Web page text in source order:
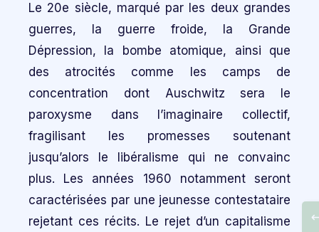
Le 20e siècle, marqué par les deux grandes
guerres, la guerre froide, la Grande
Dépression, la bombe atomique, ainsi que
des atrocités comme les camps de
concentration dont Auschwitz sera le
paroxysme dans l’imaginaire collectif,
fragilisant les promesses soutenant
jusqu’alors le libéralisme qui ne convainc
plus. Les années 1960 notamment seront
caractérisées par une jeunesse contestataire
rejetant ces récits. Le rejet d’un capitalisme